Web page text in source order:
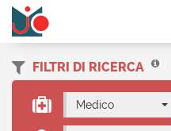
FILTRI DI RICERCA
Medico